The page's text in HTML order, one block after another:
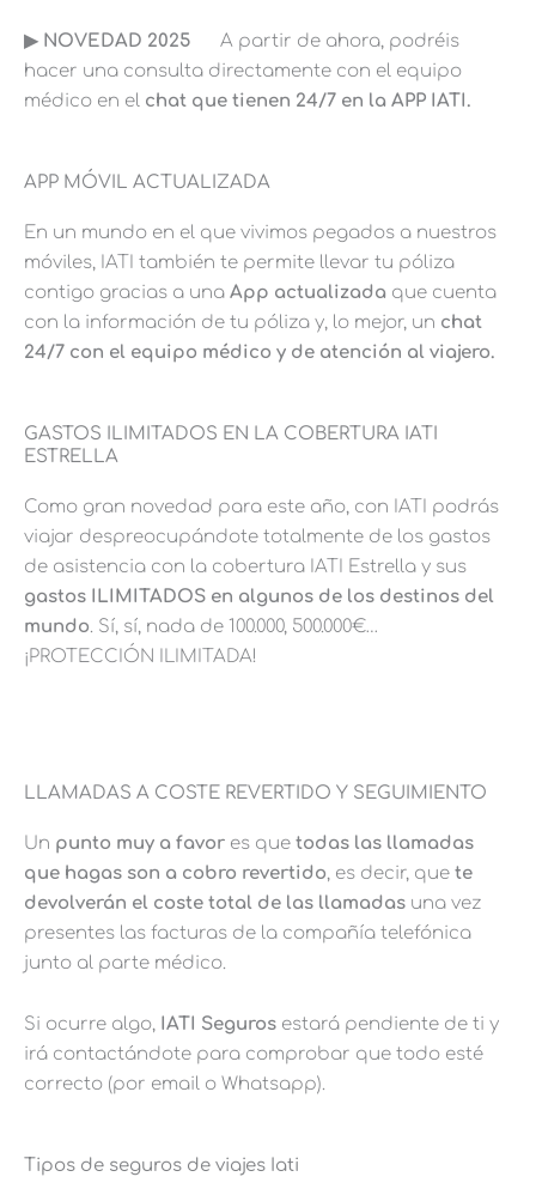
▶︎ NOVEDAD 2025
A partir de ahora, podréis
hacer una consulta directamente con el equipo
médico en el chat que tienen 24/7 en la APP IATI.
APP MÓVIL ACTUALIZADA
En un mundo en el que vivimos pegados a nuestros
móviles, IATI también te permite llevar tu póliza
contigo gracias a una App actualizada que cuenta
con la información de tu póliza y, lo mejor, un chat
24/7 con el equipo médico y de atención al viajero.
GASTOS ILIMITADOS EN LA COBERTURA IATI
ESTRELLA
Como gran novedad para este año, con IATI podrás
viajar despreocupándote totalmente de los gastos
de asistencia con la cobertura IATI Estrella y sus
gastos ILIMITADOS en algunos de los destinos del
mundo. Sí, sí, nada de 100.000, 500.000€…
¡PROTECCIÓN ILIMITADA!
LLAMADAS A COSTE REVERTIDO Y SEGUIMIENTO
Un punto muy a favor es que todas las llamadas
que hagas son a cobro revertido, es decir, que te
devolverán el coste total de las llamadas una vez
presentes las facturas de la compañía telefónica
junto al parte médico.
Si ocurre algo, IATI Seguros estará pendiente de ti y
irá contactándote para comprobar que todo esté
correcto (por email o Whatsapp).
Tipos de seguros de viajes Iati